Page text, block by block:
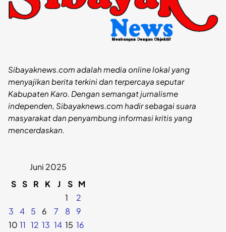
Sibayaknews.com adalah media online lokal yang
menyajikan berita terkini dan terpercaya seputar
Kabupaten Karo. Dengan semangat jurnalisme
independen, Sibayaknews.com hadir sebagai suara
masyarakat dan penyambung informasi kritis yang
mencerdaskan.
Juni 2025
S S R K J S M
1
2
3
4 5 6 7 8
9
10 11 12 13 14 15 16